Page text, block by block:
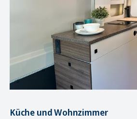
Küche und Wohnzimmer